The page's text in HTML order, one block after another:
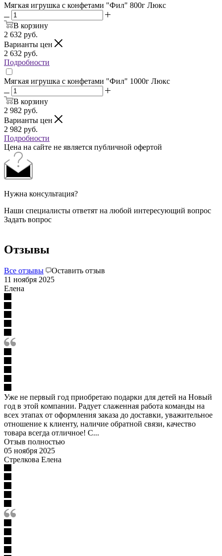
Мягкая игрушка с конфетами "Фил" 800г Люкс
В корзину
2 632 руб.
Варианты цен
2 632 руб.
Подробности
Мягкая игрушка с конфетами "Фил" 1000г Люкс
В корзину
2 982 руб.
Варианты цен
2 982 руб.
Подробности
Цена на сайте не является публичной офертой
Нужна консультация?
Наши специалисты ответят на любой интересующий вопрос
Задать вопрос
Отзывы
Все отзывы
Оставить отзыв
11 ноября 2025
Елена
Уже не первый год приобретаю подарки для детей на Новый
год в этой компании. Радует слаженная работа команды на
всех этапах от оформления заказа до доставки, уважительное
отношение к клиенту, наличие обратной связи, качество
товара всегда отличное! С...
Отзыв полностью
05 ноября 2025
Стрелкова Елена